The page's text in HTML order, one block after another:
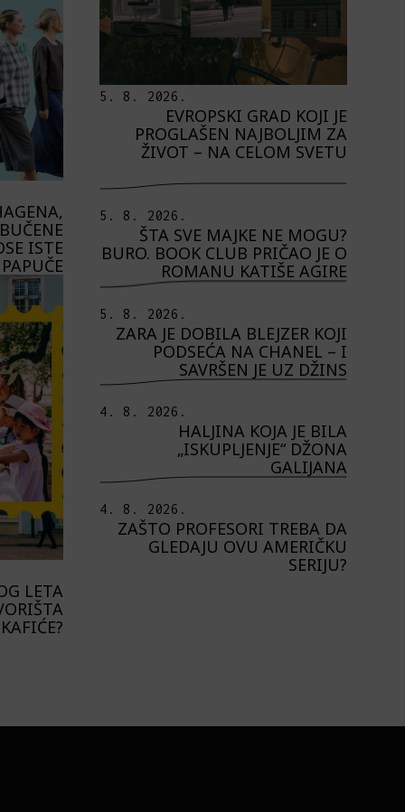
ISTE
PAPUČE
LETA
5. 8. 2026.
EVROPSKI GRAD KOJI JE
PROGLAŠEN NAJBOLJIM ZA
ŽIVOT – NA CELOM SVETU
5. 8. 2026.
ŠTA SVE MAJKE NE MOGU?
BURO. BOOK CLUB PRIČAO JE O
ROMANU KATIŠE AGIRE
5. 8. 2026.
ZARA JE DOBILA BLEJZER KOJI
PODSEĆA NA CHANEL – I
SAVRŠEN JE UZ DŽINS
4. 8. 2026.
HALJINA KOJA JE BILA
„ISKUPLJENJE“ DŽONA
GALIJANA
4. 8. 2026.
ZAŠTO PROFESORI TREBA DA
GLEDAJU OVU AMERIČKU
SERIJU?